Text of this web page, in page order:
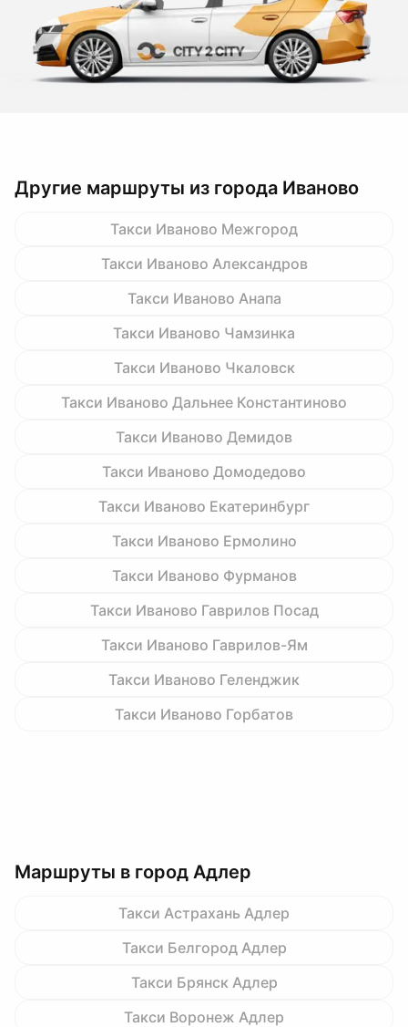
Другие маршруты из города Иваново
Такси Иваново Межгород
Такси Иваново Александров
Такси Иваново Анапа
Такси Иваново Чамзинка
Такси Иваново Чкаловск
Такси Иваново Дальнее Константиново
Такси Иваново Демидов
Такси Иваново Домодедово
Такси Иваново Екатеринбург
Такси Иваново Ермолино
Такси Иваново Фурманов
Такси Иваново Гаврилов Посад
Такси Иваново Гаврилов-Ям
Такси Иваново Геленджик
Такси Иваново Горбатов
Маршруты в город Адлер
Такси Астрахань Адлер
Такси Белгород Адлер
Такси Брянск Адлер
Такси Воронеж Адлер